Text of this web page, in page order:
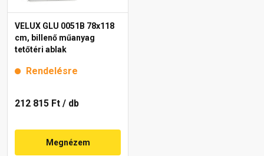
VELUX GLU 0051B 78x118
cm, billenő műanyag
tetőtéri ablak
Rendelésre
212 815 Ft / db
Megnézem